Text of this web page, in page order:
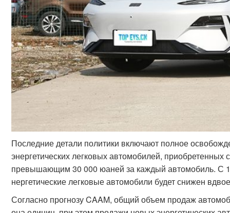
Последние детали политики включают полное
энергетических легковых автомобилей,
превышающим 30 000 юаней за каждый автомобиль. С 1
нергетические легковые автомобили будет снижен
Согласно прогнозу CAAM, общий объем продаж